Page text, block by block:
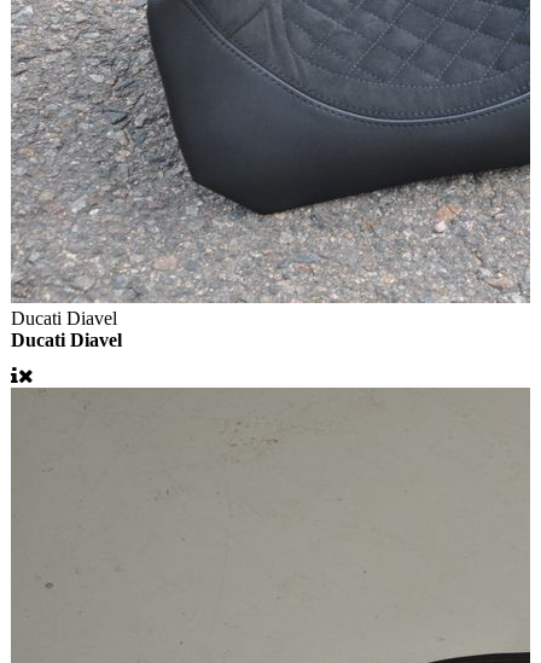
Ducati Diavel
Ducati Diavel